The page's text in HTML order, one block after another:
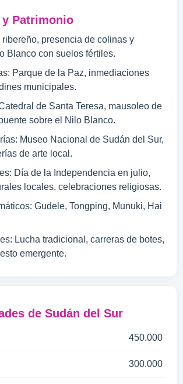
y Patrimonio
presencia de colinas y
Blanco con suelos fértiles.
Parque de la Paz, inmediaciones
municipales.
de Santa Teresa, mausoleo de
sobre el Nilo Blanco.
Museo Nacional de Sudán del Sur,
de arte local.
Día de la Independencia en julio,
locales, celebraciones religiosas.
Gudele, Tongping, Munuki, Hai
Lucha tradicional, carreras de botes,
emergente.
de Sudán del Sur
450.000
300.000